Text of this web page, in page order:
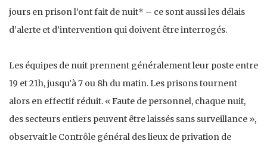
jours en prison l’ont fait de nuit* – ce sont aussi les délais
d’alerte et d’intervention qui doivent être interrogés.
Les équipes de nuit prennent généralement leur poste entre
19 et 21h, jusqu’à 7 ou 8h du matin. Les prisons tournent
alors en effectif réduit. « Faute de personnel, chaque nuit,
des secteurs entiers peuvent être laissés sans surveillance »,
observait le Contrôle général des lieux de privation de